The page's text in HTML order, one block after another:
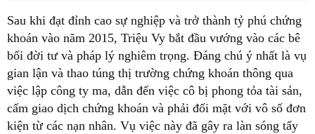
Sau khi đạt đỉnh cao sự nghiệp và trở thành tỷ phú chứng
khoán vào năm 2015, Triệu Vy bắt đầu vướng vào các bê
bối đời tư và pháp lý nghiêm trọng. Đáng chú ý nhất là vụ
gian lận và thao túng thị trường chứng khoán thông qua
việc lập công ty ma, dẫn đến việc cô bị phong tỏa tài sản,
cấm giao dịch chứng khoán và phải đối mặt với vô số đơn
kiện từ các nạn nhân. Vụ việc này đã gây ra làn sóng tẩy